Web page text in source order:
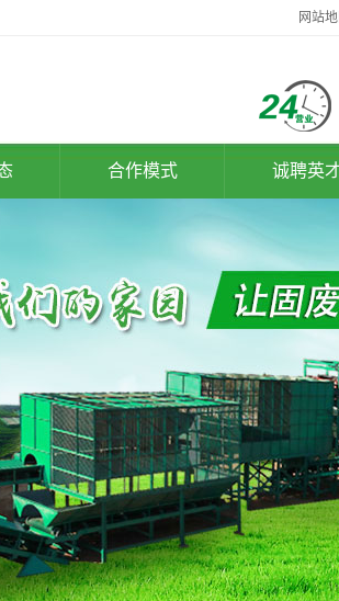
网站
合作模式 诚聘英